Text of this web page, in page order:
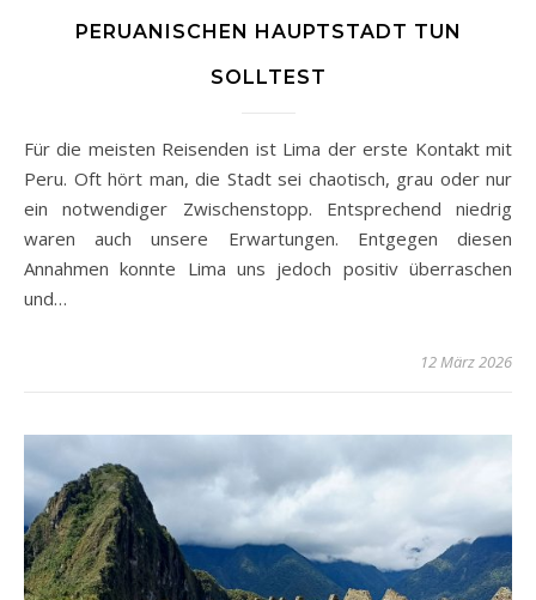
PERUANISCHEN HAUPTSTADT TUN
SOLLTEST
Für die meisten Reisenden ist Lima der erste Kontakt mit
Peru. Oft hört man, die Stadt sei chaotisch, grau oder nur
ein notwendiger Zwischenstopp. Entsprechend niedrig
waren auch unsere Erwartungen. Entgegen diesen
Annahmen konnte Lima uns jedoch positiv überraschen
und…
12 März 2026